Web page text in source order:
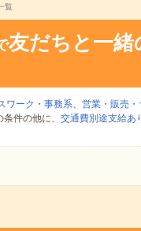
覧
友だちと一緒
ワーク・事務系、 営業・販売
件の他に、 交通費別途支給あ